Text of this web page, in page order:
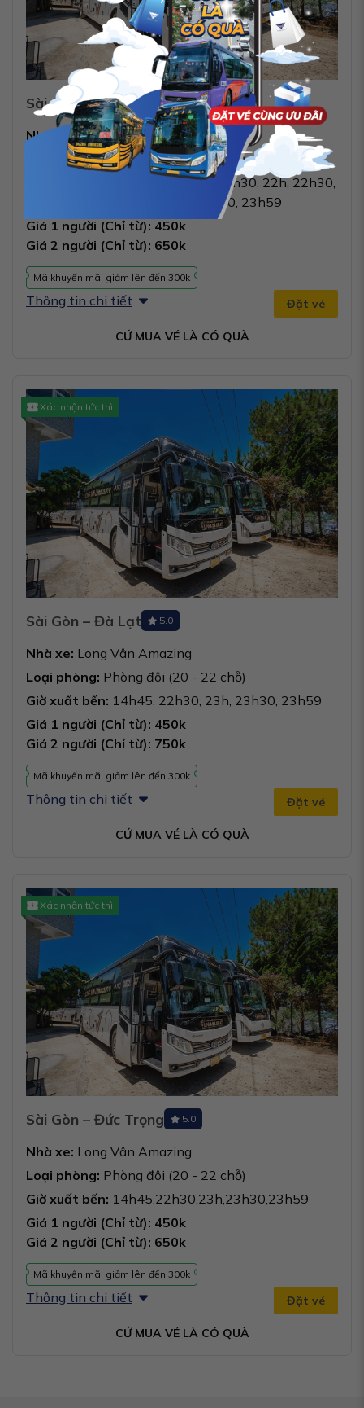
Sài Gòn – Di Linh 5.0
Nhà xe: Long Vân Amazing
Loại phòng: Phòng đôi (20 - 22 chỗ)
5h, 7h, 10h, 13h, 21h30, 22h, 22h30,
22h45, 23h, 23h30, 23h45, 23h50, 23h59
Giá 1 người (Chỉ từ): 450k
Giá 2 người (Chỉ từ): 650k
Mã khuyến mãi giảm lên đến 300k
Thông tin chi tiết Đặt vé
CỨ MUA VÉ LÀ CÓ QUÀ
Xác nhận tức thì
Sài Gòn – Đà Lạt 5.0
Nhà xe: Long Vân Amazing
Loại phòng: Phòng đôi (20 - 22 chỗ)
Giờ xuất bến: 14h45, 22h30, 23h, 23h30, 23h59
Giá 1 người (Chỉ từ): 450k
Giá 2 người (Chỉ từ): 750k
Mã khuyến mãi giảm lên đến 300k
Thông tin chi tiết Đặt vé
CỨ MUA VÉ LÀ CÓ QUÀ
Xác nhận tức thì
Sài Gòn – Đức Trọng 5.0
Nhà xe: Long Vân Amazing
Loại phòng: Phòng đôi (20 - 22 chỗ)
Giờ xuất bến: 14h45,22h30,23h,23h30,23h59
Giá 1 người (Chỉ từ): 450k
Giá 2 người (Chỉ từ): 650k
Mã khuyến mãi giảm lên đến 300k
Thông tin chi tiết Đặt vé
CỨ MUA VÉ LÀ CÓ QUÀ